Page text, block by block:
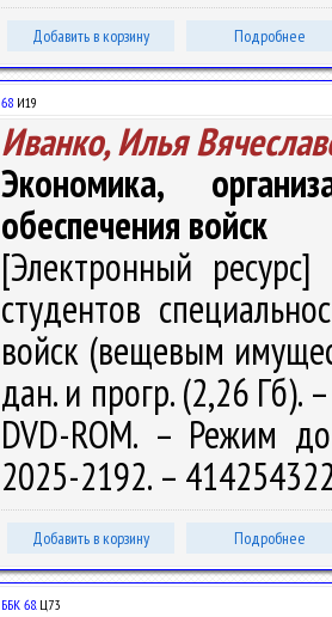
Добавить в корзину Подробнее
68 И19
Иванко, Илья
Экономика,
обеспечения войск
[Электронный
студентов
войск (вещевым
дан. и прогр. (2,26 Гб).
DVD-ROM. – Режим
2025-2192. –
Добавить в корзину Подробнее
ББК 68.Ц73